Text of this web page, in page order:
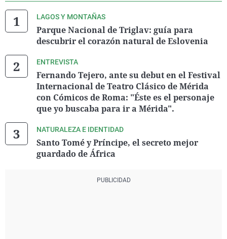
LAGOS Y MONTAÑAS
Parque Nacional de Triglav: guía para
descubrir el corazón natural de Eslovenia
ENTREVISTA
Fernando Tejero, ante su debut en el Festival
Internacional de Teatro Clásico de Mérida
con Cómicos de Roma: "Éste es el personaje
que yo buscaba para ir a Mérida".
NATURALEZA E IDENTIDAD
Santo Tomé y Príncipe, el secreto mejor
guardado de África